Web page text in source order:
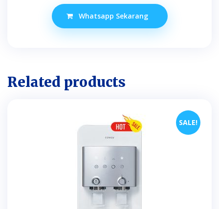
was:
RM160.00.
Whatsapp Sekarang
Related products
SALE!